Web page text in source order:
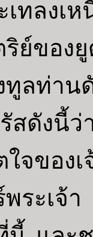
เทลงเ
ของยู
ลท่าน
สดังนี้ว่
ใจของ
ร์พระ